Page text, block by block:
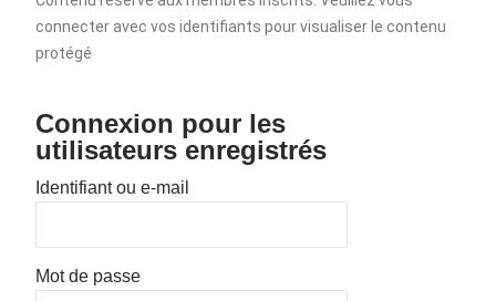
connecter avec vos identifiants pour visualiser le contenu
protégé
Connexion pour les
utilisateurs enregistrés
Identifiant ou e-mail
Mot de passe